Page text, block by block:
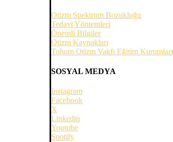
Otizm Spektrum Bozukluğu
Tedavi Yöntemleri
Önemli Bilgiler
Otizm Kaynakları
Tohum Otizm Vakfı Eğitim Kurumları
SOSYAL MEDYA
Instagram
Facebook
X
Linkedin
Youtube
Spotify